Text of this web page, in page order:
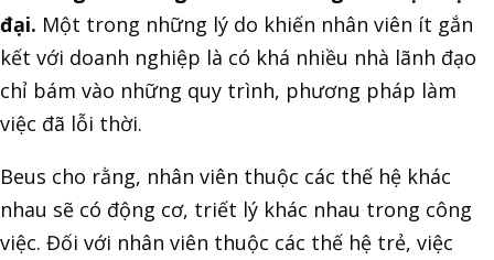
đại. Một trong những lý do khiến nhân viên ít gắn
kết với doanh nghiệp là có khá nhiều nhà lãnh đạo
chỉ bám vào những quy trình, phương pháp làm
việc đã lỗi thời.
Beus cho rằng, nhân viên thuộc các thế hệ khác
nhau sẽ có động cơ, triết lý khác nhau trong công
việc. Đối với nhân viên thuộc các thế hệ trẻ, việc